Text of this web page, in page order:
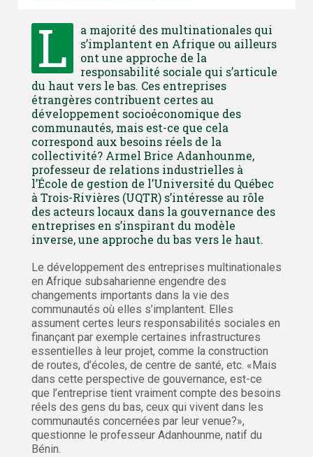
L
a majorité des multinationales qui
s’implantent en Afrique ou ailleurs
ont une approche de la
responsabilité sociale qui s’articule
du haut vers le bas. Ces entreprises
étrangères contribuent certes au
développement socioéconomique des
communautés, mais est-ce que cela
correspond aux besoins réels de la
collectivité? Armel Brice Adanhounme,
professeur de relations industrielles à
l’École de gestion de l’Université du Québec
à Trois-Rivières (UQTR) s’intéresse au rôle
des acteurs locaux dans la gouvernance des
entreprises en s’inspirant du modèle
inverse, une approche du bas vers le haut.
Le développement des entreprises multinationales
en Afrique subsaharienne engendre des
changements importants dans la vie des
communautés où elles s’implantent. Elles
assument certes leurs responsabilités sociales en
finançant par exemple certaines infrastructures
essentielles à leur projet, comme la construction
de routes, d’écoles, de centre de santé, etc. «Mais
dans cette perspective de gouvernance, est-ce
que l’entreprise tient vraiment compte des besoins
réels des gens du bas, ceux qui vivent dans les
communautés concernées par leur venue?»,
questionne le professeur Adanhounme, natif du
Bénin.